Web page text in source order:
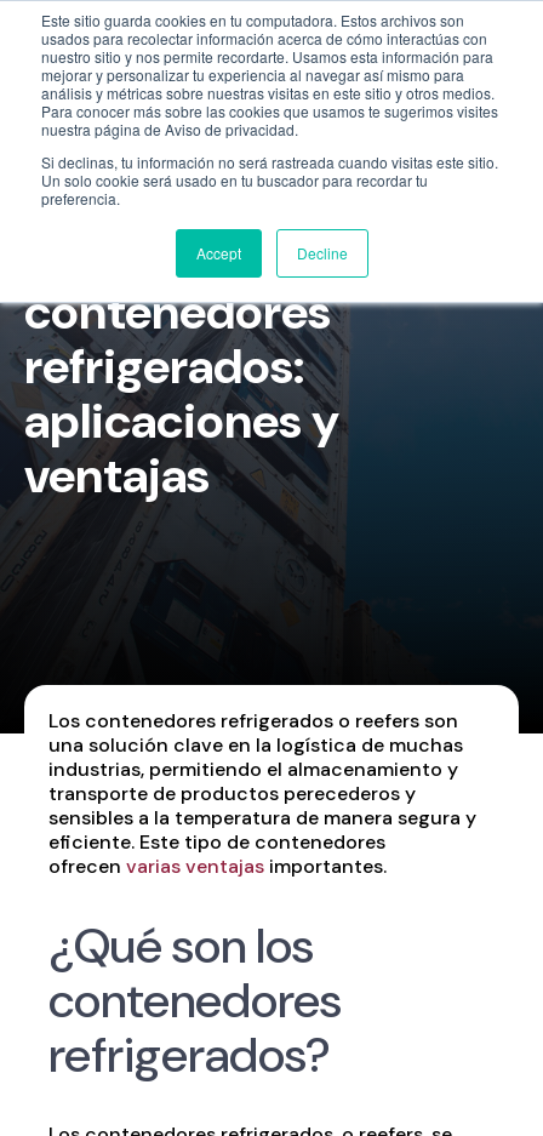
Este sitio guarda cookies en tu computadora. Estos archivos son
usados para recolectar información acerca de cómo interactúas con
nuestro sitio y nos permite recordarte. Usamos esta información para
mejorar y personalizar tu experiencia al navegar así mismo para
análisis y métricas sobre nuestras visitas en este sitio y otros medios.
Para conocer más sobre las cookies que usamos te sugerimos visites
nuestra página de Aviso de privacidad.
Si declinas, tu información no será rastreada cuando visitas este sitio.
Un solo cookie será usado en tu buscador para recordar tu
preferencia.
Accept Decline
Empresa 55 9331 4081 800 507 4073
Renta de
contenedores
refrigerados:
aplicaciones y
ventajas
Los contenedores refrigerados o reefers son
una solución clave en la logística de muchas
industrias, permitiendo el almacenamiento y
transporte de productos perecederos y
sensibles a la temperatura de manera segura y
eficiente. Este tipo de contenedores
ofrecen varias ventajas importantes.
¿Qué son los
contenedores
refrigerados?